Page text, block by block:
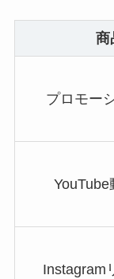
商
プロモー
Instagram